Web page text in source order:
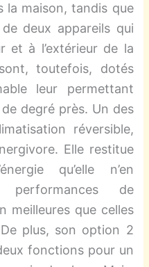
la maison, tandis que
deux appareils qui
et à l’extérieur de la
toutefois, dotés
leur permettant
degré près. Un des
réversible,
Elle restitue
qu’elle n’en
de
meilleures que celles
plus, son option 2
fonctions pour un